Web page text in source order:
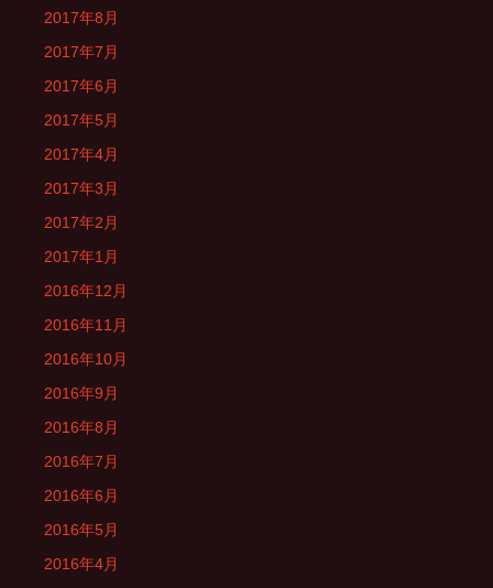
2017年8月
2017年7月
2017年6月
2017年5月
2017年4月
2017年3月
2017年2月
2017年1月
2016年12月
2016年11月
2016年10月
2016年9月
2016年8月
2016年7月
2016年6月
2016年5月
2016年4月